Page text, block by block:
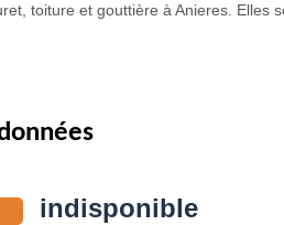
toiture et gouttière à Anieres. Elles
indisponible